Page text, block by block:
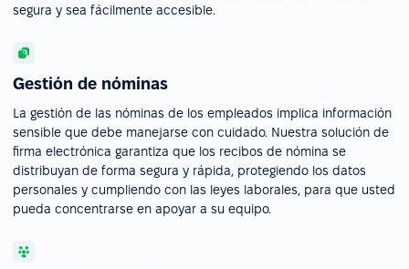
segura y sea fácilmente accesible.
Gestión de nóminas
La gestión de las nóminas de los empleados implica información
sensible que debe manejarse con cuidado. Nuestra solución de
firma electrónica garantiza que los recibos de nómina se
distribuyan de forma segura y rápida, protegiendo los datos
personales y cumpliendo con las leyes laborales, para que usted
pueda concentrarse en apoyar a su equipo.